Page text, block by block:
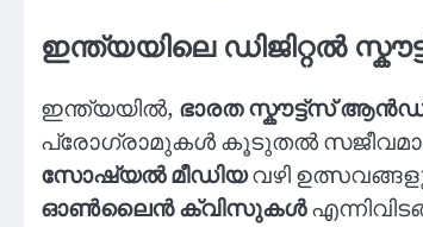
ഇന്ത്യയിലെ ഡിജിറ്റൽ
ഇന്ത്യയിൽ, ഭാരത സ്കൗട്ട്സ്
പ്രോഗ്രാമുകൾ കൂടുതൽ
സോഷ്യൽ മീഡിയവഴി
ഓൺലൈൻ ക്വിസുകൾ